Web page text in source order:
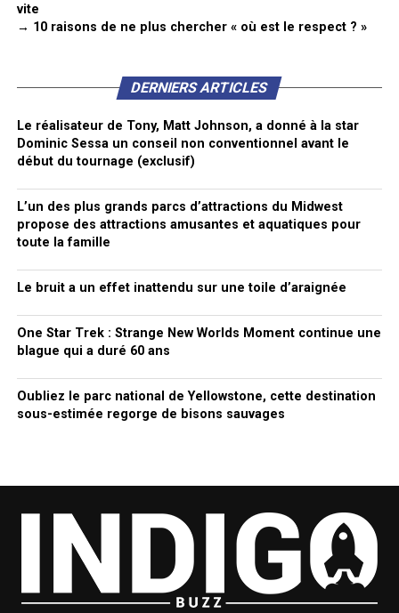
vite
→ 10 raisons de ne plus chercher « où est le respect ? »
DERNIERS ARTICLES
Le réalisateur de Tony, Matt Johnson, a donné à la star
Dominic Sessa un conseil non conventionnel avant le
début du tournage (exclusif)
L’un des plus grands parcs d’attractions du Midwest
propose des attractions amusantes et aquatiques pour
toute la famille
Le bruit a un effet inattendu sur une toile d’araignée
One Star Trek : Strange New Worlds Moment continue une
blague qui a duré 60 ans
Oubliez le parc national de Yellowstone, cette destination
sous-estimée regorge de bisons sauvages